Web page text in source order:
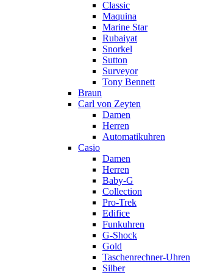
Classic
Maquina
Marine Star
Rubaiyat
Snorkel
Sutton
Surveyor
Tony Bennett
Braun
Carl von Zeyten
Damen
Herren
Automatikuhren
Casio
Damen
Herren
Baby-G
Collection
Pro-Trek
Edifice
Funkuhren
G-Shock
Gold
Taschenrechner-Uhren
Silber